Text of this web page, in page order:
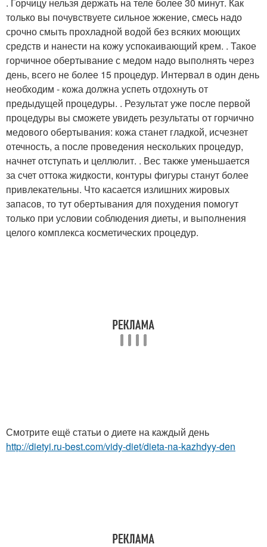
только вы почувствуете сильное жжение, смесь надо
срочно смыть прохладной водой без всяких моющих
средств и нанести на кожу успокаивающий крем. . Такое
горчичное обертывание с медом надо выполнять через
день, всего не более 15 процедур. Интервал в один день
необходим - кожа должна успеть отдохнуть от
предыдущей процедуры. . Результат уже после первой
процедуры вы сможете увидеть результаты от горчично
медового обертывания: кожа станет гладкой, исчезнет
отечность, а после проведения нескольких процедур,
начнет отступать и целлюлит. . Вес также уменьшается
за счет оттока жидкости, контуры фигуры станут более
привлекательны. Что касается излишних жировых
запасов, то тут обертывания для похудения помогут
только при условии соблюдения диеты, и выполнения
целого комплекса косметических процедур.
Смотрите ещё статьи о диете на каждый день
http://dietyi.ru-best.com/vidy-diet/dieta-na-kazhdyy-den